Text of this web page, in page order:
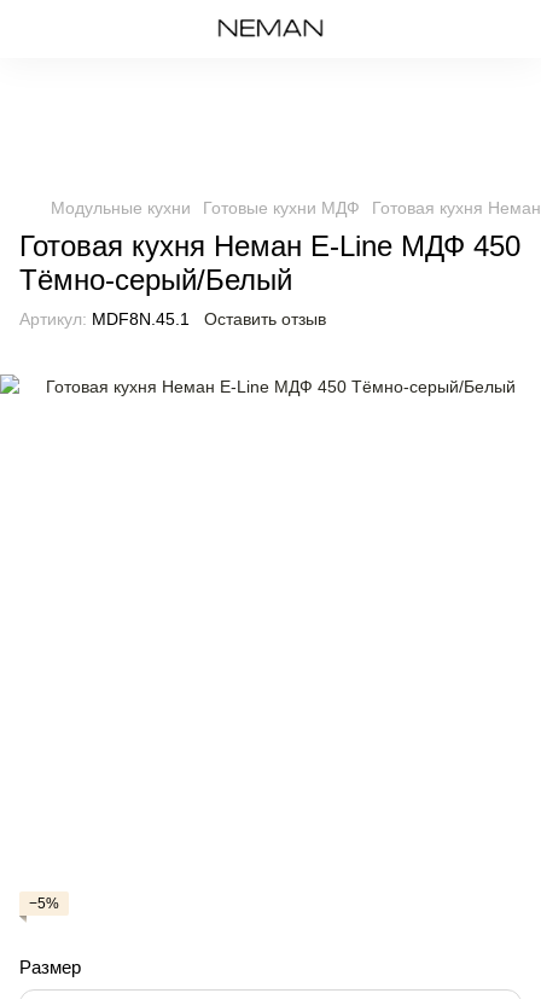
Модульные кухни Готовые кухни МДФ Готовая кухня
Готовая кухня Неман E-Line МДФ 450
Тёмно-серый/Белый
Артикул: MDF8N.45.1 Оставить отзыв
−5%
Размер